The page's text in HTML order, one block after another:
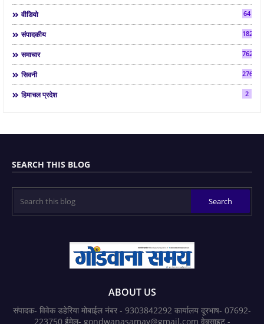
वीडियो 64
संपादकीय 182
समाचार 7624
सिवनी 2763
हिमाचल प्रदेश 2
SEARCH THIS BLOG
ABOUT US
संपादक- विवेक डहेरिया मोबाईल नंबर - 9303842292 कार्यालय दूरभाष- 07692-
223750 ईमेल- gondwanasamay@gmail.com वेबसाइट -